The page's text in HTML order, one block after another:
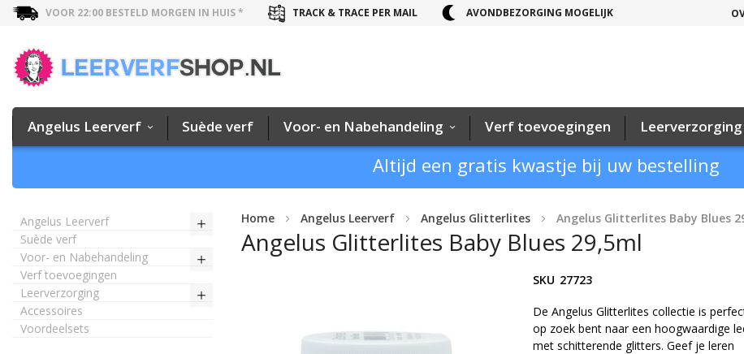
VOOR 22:00 BESTELD MORGEN IN HUIS * TRACK & TRACE PER MAIL AVONDBEZORGING MOGELIJK
Angelus Leerverf Suède verf Voor- en Nabehandeling Verf toevoegingen Leerverzorging
Altijd een gratis kwastje bij uw bestelling
Home Angelus Leerverf Angelus Glitterlites Angelus Glitterlites Baby Blues
Angelus Glitterlites Baby Blues 29,5ml
SKU 27723
De Angelus Glitterlites collectie is
op zoek bent naar een hoogwaardige
met schitterende glitters. Geef je leren
Angelus Leerverf
Suède verf
Voor- en Nabehandeling
Verf toevoegingen
Leerverzorging
Accessoires
Voordeelsets